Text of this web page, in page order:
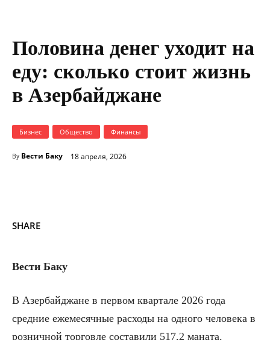
Половина денег уходит на
еду: сколько стоит жизнь
в Азербайджане
Бизнес Общество Финансы
By Вести Баку 18 апреля, 2026
SHARE
Вести Баку
В Азербайджане в первом квартале 2026 года
средние ежемесячные расходы на одного человека в
розничной торговле составили 517,2 маната.